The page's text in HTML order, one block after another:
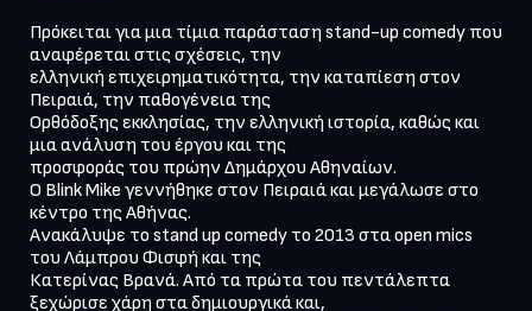
Πρόκειται για μια τίμια παράσταση stand-up comedy που
αναφέρεται στις σχέσεις, την
ελληνική επιχειρηματικότητα, την καταπίεση στον
Πειραιά, την παθογένεια της
Ορθόδοξης εκκλησίας, την ελληνική ιστορία, καθώς και
μια ανάλυση του έργου και της
προσφοράς του πρώην Δημάρχου Αθηναίων.
O Blink Mike γεννήθηκε στον Πειραιά και μεγάλωσε στο
κέντρο της Αθήνας.
Ανακάλυψε το stand up comedy το 2013 στα open mics
του Λάμπρου Φισφή και της
Κατερίνας Βρανά. Από τα πρώτα του πεντάλεπτα
ξεχώρισε χάρη στα δημιουργικά και,